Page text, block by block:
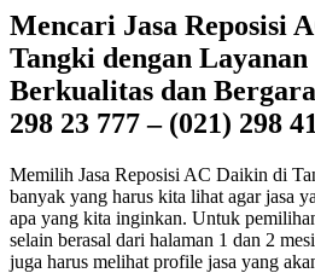
Mencari Jasa Reposisi
Tangki dengan Layanan
Berkualitas dan
298 23 777 – (021) 298
Memilih Jasa Reposisi AC Daikin di
banyak yang harus kita lihat agar jasa
apa yang kita inginkan. Untuk
selain berasal dari halaman 1 dan 2
juga harus melihat profile jasa yang